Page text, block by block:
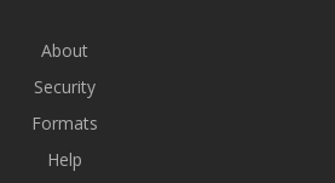
About
Security
Formats
Help